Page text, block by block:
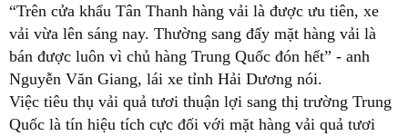
“Trên cửa khẩu Tân Thanh hàng vải là được ưu tiên, xe
vải vừa lên sáng nay. Thường sang đấy mặt hàng vải là
bán được luôn vì chủ hàng Trung Quốc đón hết” - anh
Nguyễn Văn Giang, lái xe tỉnh Hải Dương nói.
Việc tiêu thụ vải quả tươi thuận lợi sang thị trường Trung
Quốc là tín hiệu tích cực đối với mặt hàng vải quả tươi